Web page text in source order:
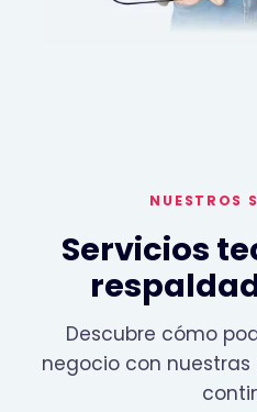
NUESTROS
Servicios
Descubre cómo
negocio con